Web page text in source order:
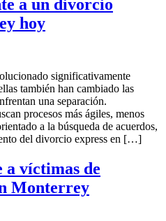
a un divorcio
hoy
significativamente
también han cambiado las
una separación.
procesos más ágiles, menos
a la búsqueda de acuerdos,
del divorcio express en […]
a víctimas de
Monterrey